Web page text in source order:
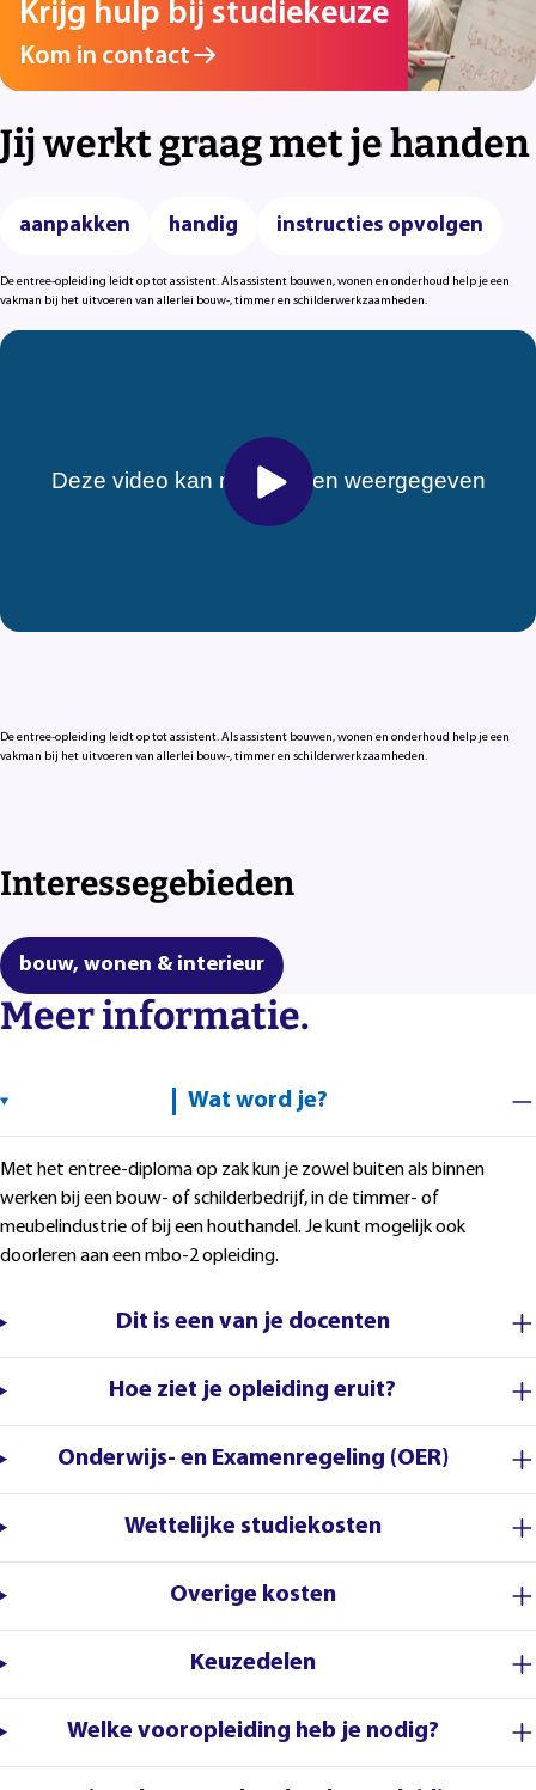
Jij werkt graag met je handen
aanpakken handig instructies opvolgen
De entree-opleiding leidt op tot assistent. Als assistent bouwen, wonen en onderhoud help je een
vakman bij het uitvoeren van allerlei bouw-, timmer en schilderwerkzaamheden.
De entree-opleiding leidt op tot assistent. Als assistent bouwen, wonen en onderhoud help je een
vakman bij het uitvoeren van allerlei bouw-, timmer en schilderwerkzaamheden.
Interessegebieden
bouw, wonen & interieur
Krijg hulp bij studiekeuze
Kom in contact
Meer informatie.
Wat word je?
Met het entree-diploma op zak kun je zowel buiten als binnen
werken bij een bouw- of schilderbedrijf, in de timmer- of
meubelindustrie of bij een houthandel. Je kunt mogelijk ook
doorleren aan een mbo-2 opleiding.
Dit is een van je docenten
Hoe ziet je opleiding eruit?
Onderwijs- en Examenregeling (OER)
Wettelijke studiekosten
Overige kosten
Keuzedelen
Welke vooropleiding heb je nodig?